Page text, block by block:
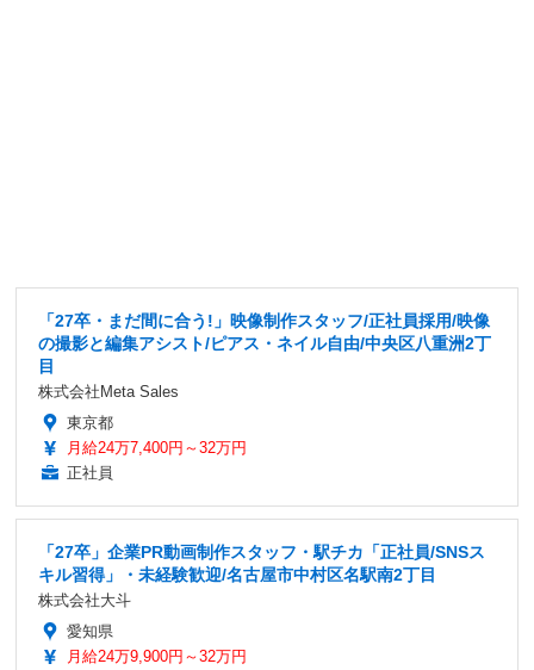
「27卒・まだ間に合う!」映像制作スタッフ/正社員採用/映像
の撮影と編集アシスト/ピアス・ネイル自由/中央区八重洲2丁
目
株式会社Meta Sales
東京都
月給24万7,400円～32万円
正社員
「27卒」企業PR動画制作スタッフ・駅チカ「正社員/SNSス
キル習得」・未経験歓迎/名古屋市中村区名駅南2丁目
株式会社大斗
愛知県
月給24万9,900円～32万円